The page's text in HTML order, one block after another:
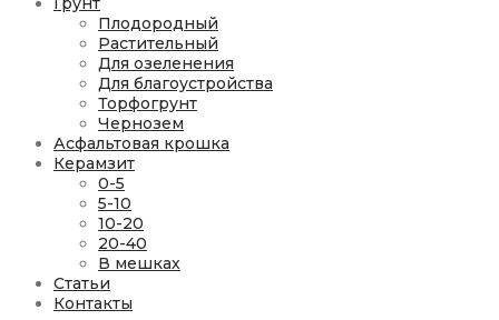
Плодородный
Растительный
Для озеленения
Для благоустройства
Торфогрунт
Чернозем
Асфальтовая крошка
Керамзит
0-5
5-10
10-20
20-40
В мешках
Статьи
Контакты